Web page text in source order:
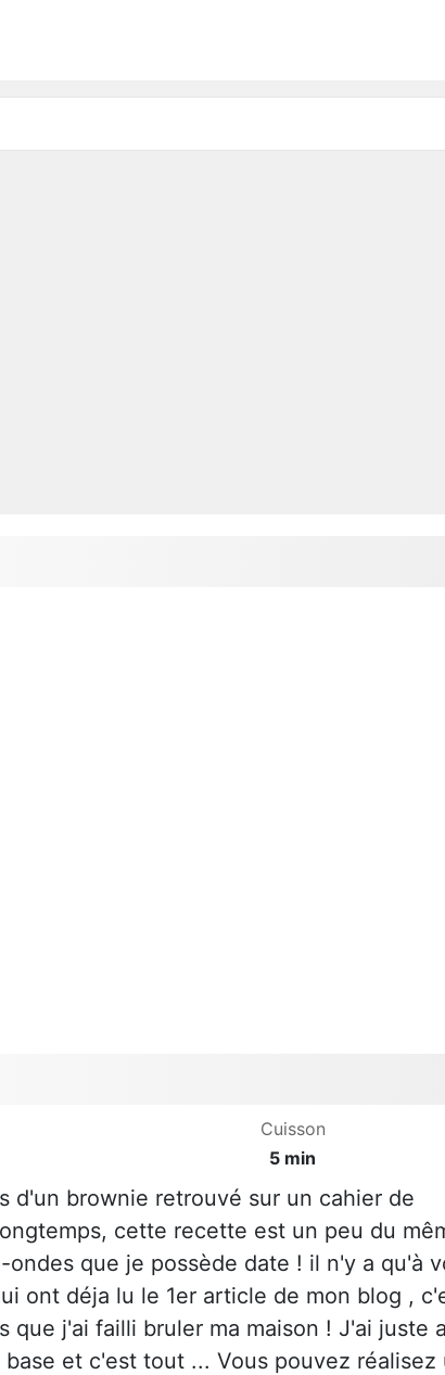
Cuisson
5 min
d'un brownie retrouvé sur un cahier de
cette recette est un peu du
que je possède date ! il n'y a qu'à
ont déja lu le 1er article de mon blog ,
que j'ai failli bruler ma maison ! J'ai juste
et c'est tout ... Vous pouvez réalisez